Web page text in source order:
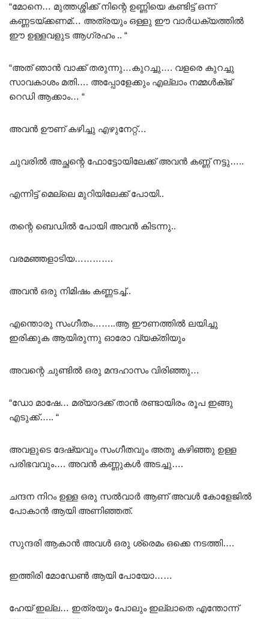
“മോനെ… മുത്തശ്ശിക്ക് നിന്റെ ഉണ്ണിയെ കണ്ടിട്ട് ഒന്ന്
കണ്ണടയ്ക്കണമ്… അത്രയും ഒള്ളു ഈ വാർധക്യത്തിൽ
ഈ ഉള്ളവളുട ആഗ്രഹം .. “
“അത് ഞാൻ വാക്ക് തരുന്നു…കുറച്ചു…. വളരെ കുറച്ചു
സാവകാശം മതി…. അപ്പോളേക്കും എല്ലാം നമ്മൾക്ജ്
റെഡി ആക്കാം… “
അവൻ ഊണ് കഴിച്ചു എഴുനേറ്റ്…
ചുവരിൽ അച്ഛന്റെ ഫോട്ടോയിലേക്ക് അവൻ കണ്ണ് നട്ടു…..
എന്നിട്ട് മെല്ലെ മുറിയിലേക്ക് പോയി..
തന്റെ ബെഡിൽ പോയി അവൻ കിടന്നു..
വരമഞ്ഞളാടിയ………….
അവൻ ഒരു നിമിഷം കണ്ണടച്ച്..
എന്തൊരു സംഗീതം……..ആ ഈണത്തിൽ ലയിച്ചു
ഇരിക്കുക ആയിരുന്നു ഓരോ വ്യക്തിയും
അവന്റെ ചുണ്ടിൽ ഒരു മന്ദഹാസം വിരിഞ്ഞു…
“ഡോ മാഷേ… മര്യാദക്ക് താൻ രണ്ടായിരം രൂപ ഇങ്ങു
എടുക്ക്….. “
അവളുടെ ദേഷ്യവും സംഗീതവും അതു കഴിഞ്ഞു ഉള്ള
പരിഭവവും…. അവൻ കണ്ണുകൾ അടച്ചു….
ചന്ദന നിറം ഉള്ള ഒരു സൽവാർ ആണ് അവൾ കോളേജിൽ
പോകാൻ ആയി അണിഞ്ഞത്.
സുന്ദരി ആകാൻ അവൾ ഒരു ശ്രെമം ഒക്കെ നടത്തി….
ഇത്തിരി മോഡേൺ ആയി പോയോ……
ഹേയ് ഇല്ല… ഇത്രയും പോലും ഇല്ലാതെ എന്തോന്ന്